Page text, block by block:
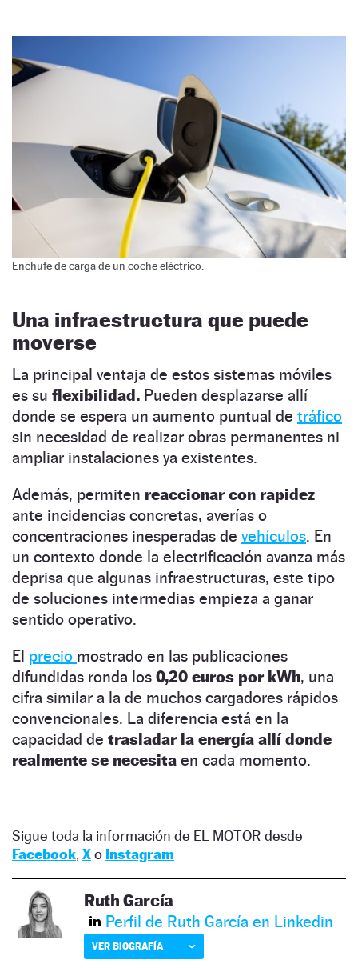
Enchufe de carga de un coche eléctrico.
Una infraestructura que puede
moverse
La principal ventaja de estos sistemas móviles
es su flexibilidad. Pueden desplazarse allí
donde se espera un aumento puntual de tráfico
sin necesidad de realizar obras permanentes ni
ampliar instalaciones ya existentes.
Además, permiten reaccionar con rapidez
ante incidencias concretas, averías o
concentraciones inesperadas de vehículos. En
un contexto donde la electrificación avanza más
deprisa que algunas infraestructuras, este tipo
de soluciones intermedias empieza a ganar
sentido operativo.
El precio mostrado en las publicaciones
difundidas ronda los 0,20 euros por kWh, una
cifra similar a la de muchos cargadores rápidos
convencionales. La diferencia está en la
capacidad de trasladar la energía allí donde
realmente se necesita en cada momento.
Sigue toda la información de EL MOTOR desde
Facebook, Xo Instagram
Ruth García
Perfil de Ruth García en Linkedin
VER BIOGRAFÍA